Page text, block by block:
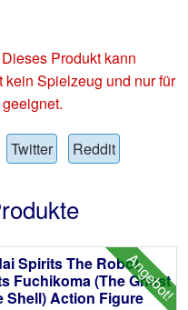
Produkt kann
Spielzeug und nur für
Twitter Reddit
Angebot!
Spirits The Robot
Fuchikoma (The Ghost
Shell) Action Figure